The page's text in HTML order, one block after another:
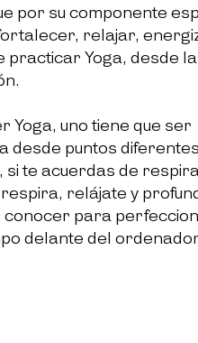
por su componente
relajar,
practicar Yoga, desde la
Yoga, uno tiene que ser
desde puntos
si te acuerdas de
relájate y
conocer para
delante del